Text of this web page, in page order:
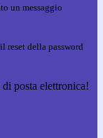
un messaggio
reset della password
posta elettronica!